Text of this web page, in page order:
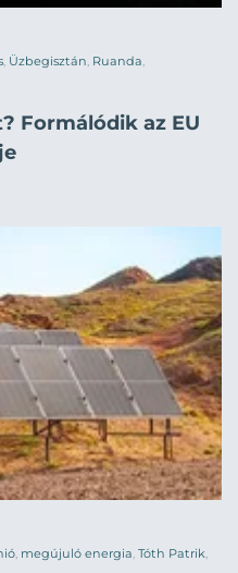
, Üzbegisztán, Ruanda,
Formálódik az EU
, megújuló energia, Tóth Patrik,